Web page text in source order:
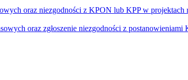
oraz niezgodności z KPON lub KPP w projektach
oraz zgłoszenie niezgodności z